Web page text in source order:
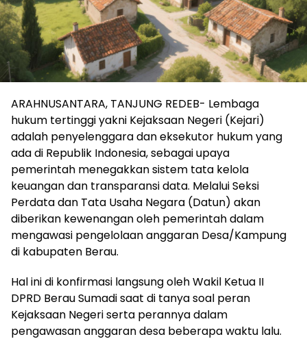
ARAHNUSANTARA, TANJUNG REDEB- Lembaga
hukum tertinggi yakni Kejaksaan Negeri (Kejari)
adalah penyelenggara dan eksekutor hukum yang
ada di Republik Indonesia, sebagai upaya
pemerintah menegakkan sistem tata kelola
keuangan dan transparansi data. Melalui Seksi
Perdata dan Tata Usaha Negara (Datun) akan
diberikan kewenangan oleh pemerintah dalam
mengawasi pengelolaan anggaran Desa/Kampung
di kabupaten Berau.
Hal ini di konfirmasi langsung oleh Wakil Ketua II
DPRD Berau Sumadi saat di tanya soal peran
Kejaksaan Negeri serta perannya dalam
pengawasan anggaran desa beberapa waktu lalu.